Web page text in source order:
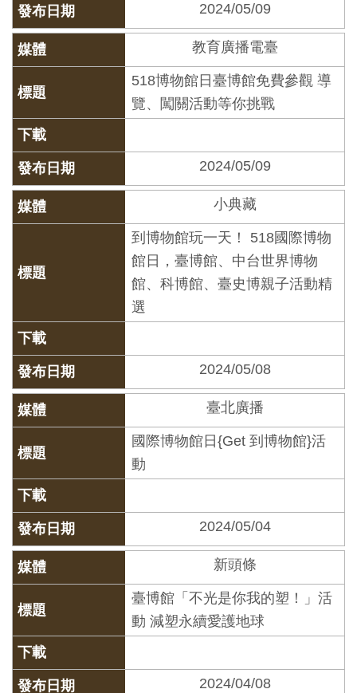
著
作
權
聲
明
回
首
頁
善
施
服
務
網
站
導
覽
En
glis
h
日
本
語
Ba
ha
sa
on
esi
a
ng
t
2024/05/09
教育廣播電臺
518博物館日臺博館免費參觀 導
覽、闖關活動等你挑戰
2024/05/09
小典藏
到博物館玩一天！ 518國際博物
館日，臺博館、中台世界博物
館、科博館、臺史博親子活動精
選
2024/05/08
臺北廣播
國際博物館日{Get 到博物館}活
動
2024/05/04
新頭條
臺博館「不光是你我的塑！」活
動 減塑永續愛護地球
2024/04/08